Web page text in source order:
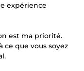
expérience
est ma priorité.
ce que vous soyez